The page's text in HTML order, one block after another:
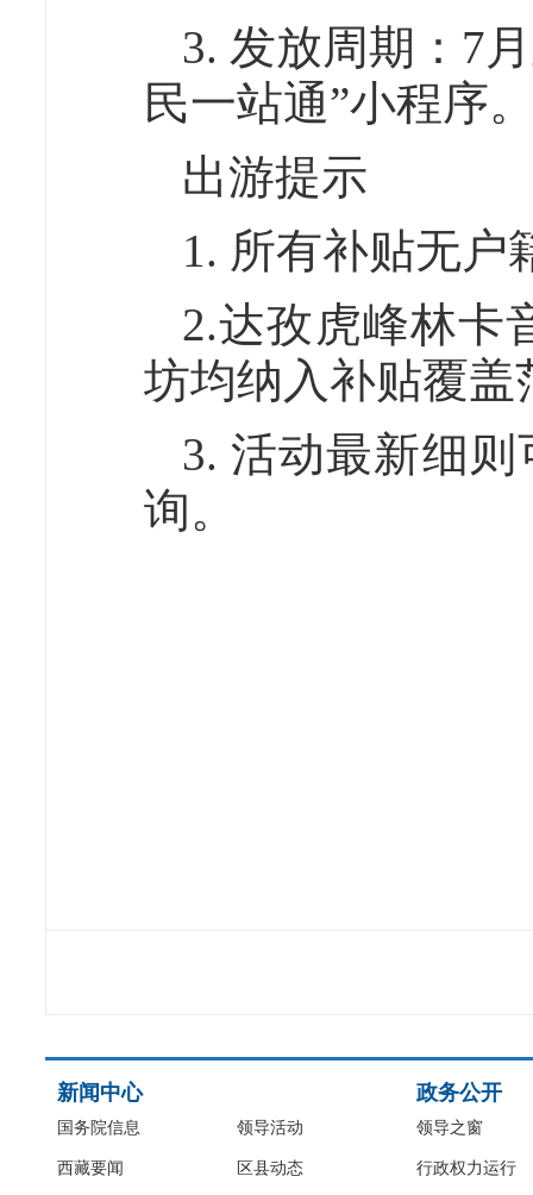
3. 发放周期：7
民一站通”小程序
出游提示
1. 所有补贴无户
2.达孜虎峰林卡
坊均纳入补贴覆
3. 活动最新细则
询。
新闻中心
国务院信息
西藏要闻
领导活动
区县动态
政务公开
领导之窗
行政权力运行